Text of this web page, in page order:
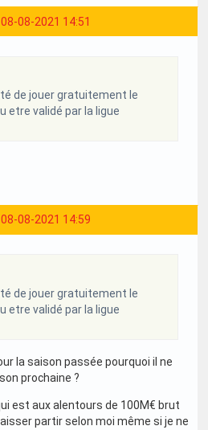
08-08-2021 14:51
de jouer gratuitement le
etre validé par la ligue
08-08-2021 14:59
de jouer gratuitement le
etre validé par la ligue
la saison passée pourquoi il ne
prochaine ?
est aux alentours de 100M€ brut
partir selon moi même si je ne